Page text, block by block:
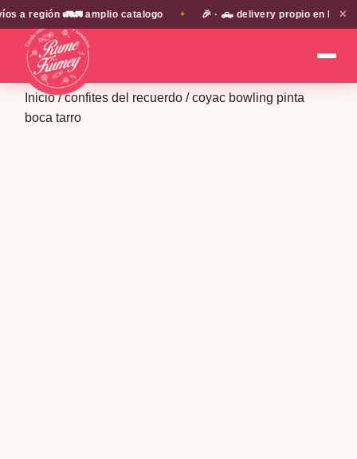
región 🚛🚛 amplio catalogo ✦ 🎉 · 🛻 delivery propio en EN ✕
Inicio/confites del recuerdo / coyac bowling pinta
boca tarro